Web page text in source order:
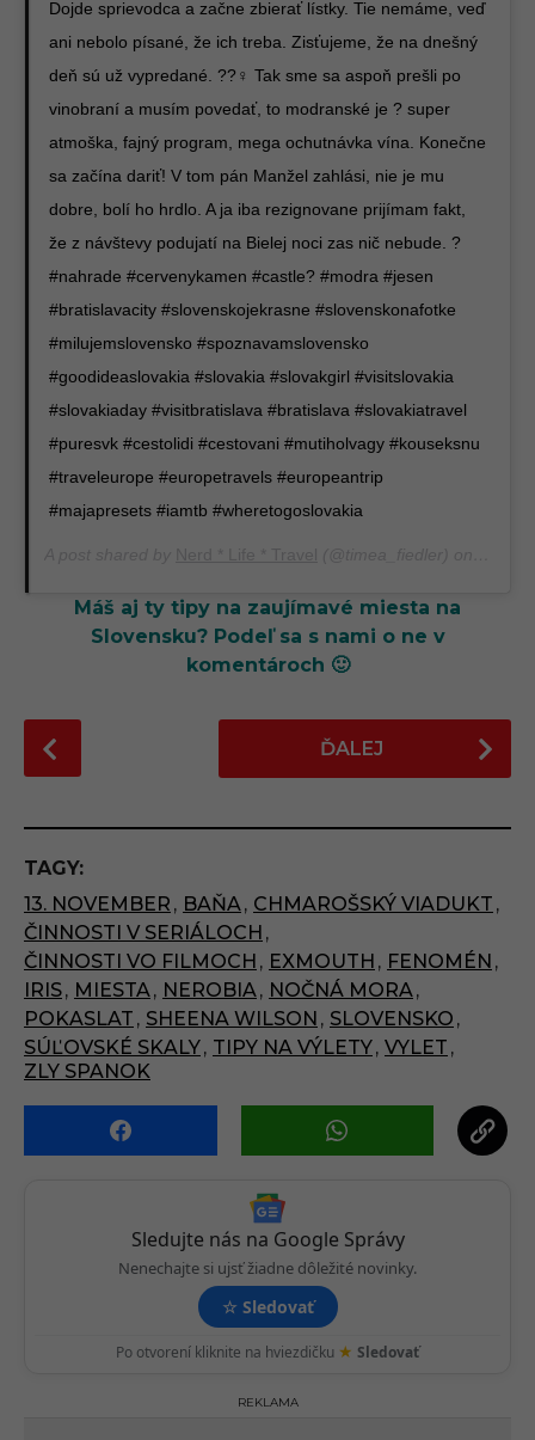
Dojde sprievodca a začne zbierať lístky. Tie nemáme, veď
ani nebolo písané, že ich treba. Zisťujeme, že na dnešný
deň sú už vypredané. ??‍♀️ Tak sme sa aspoň prešli po
vinobraní a musím povedať, to modranské je ? super
atmoška, fajný program, mega ochutnávka vína. Konečne
sa začína dariť! V tom pán Manžel zahlási, nie je mu
dobre, bolí ho hrdlo. A ja iba rezignovane prijímam fakt,
že z návštevy podujatí na Bielej noci zas nič nebude. ?
#nahrade #cervenykamen #castle? #modra #jesen
#bratislavacity #slovenskojekrasne #slovenskonafotke
#milujemslovensko #spoznavamslovensko
#goodideaslovakia #slovakia #slovakgirl #visitslovakia
#slovakiaday #visitbratislava #bratislava #slovakiatravel
#puresvk #cestolidi #cestovani #mutiholvagy #kouseksnu
#traveleurope #europetravels #europeantrip
#majapresets #iamtb #wheretogoslovakia
Máš aj ty tipy na zaujímavé miesta na
Slovensku? Podeľ sa s nami o ne v
komentároch 🙂
o
t
P
a
g
i
n
a
t
i
o
ĎALEJ
TAGY:
13. NOVEMBER , BAŇA , CHMAROŠSKÝ VIADUKT ,
ČINNOSTI V SERIÁLOCH ,
ČINNOSTI VO FILMOCH , EXMOUTH , FENOMÉN ,
IRIS, MIESTA , NEROBIA , NOČNÁ MORA ,
POKASLAT , SHEENA WILSON , SLOVENSKO ,
SÚĽOVSKÉ SKALY, TIPY NA VÝLETY, VYLET ,
ZLY SPANOK
Sledujte nás na Google Správy
Nenechajte si ujsť žiadne dôležité novinky.
☆ Sledovať
Po otvorení kliknite na hviezdičku ★ Sledovať
REKLAMA